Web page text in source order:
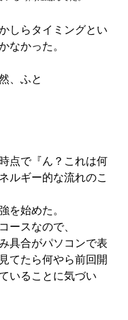
しらタイミングとい
なかった。
、ふと
点で『ん？これは何
ルギー的な流れのこ
を始めた。
ースなので、
具合がパソコンで表
てたら何やら前回開
いることに気づい